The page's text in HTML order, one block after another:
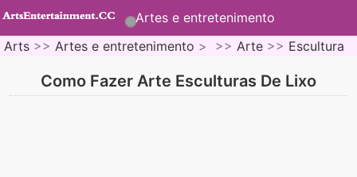
Artes e entretenimento
Arts >> Artes e entretenimento > >> Arte >> Escultura
Como Fazer Arte Esculturas De Lixo